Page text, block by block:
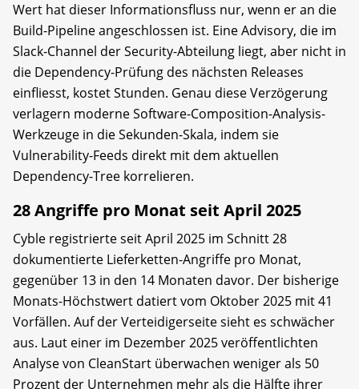
Wert hat dieser Informationsfluss nur, wenn er an die
Build-Pipeline angeschlossen ist. Eine Advisory, die im
Slack-Channel der Security-Abteilung liegt, aber nicht in
die Dependency-Prüfung des nächsten Releases
einfliesst, kostet Stunden. Genau diese Verzögerung
verlagern moderne Software-Composition-Analysis-
Werkzeuge in die Sekunden-Skala, indem sie
Vulnerability-Feeds direkt mit dem aktuellen
Dependency-Tree korrelieren.
28 Angriffe pro Monat seit April 2025
Cyble registrierte seit April 2025 im Schnitt 28
dokumentierte Lieferketten-Angriffe pro Monat,
gegenüber 13 in den 14 Monaten davor. Der bisherige
Monats-Höchstwert datiert vom Oktober 2025 mit 41
Vorfällen. Auf der Verteidigerseite sieht es schwächer
aus. Laut einer im Dezember 2025 veröffentlichten
Analyse von CleanStart überwachen weniger als 50
Prozent der Unternehmen mehr als die Hälfte ihrer